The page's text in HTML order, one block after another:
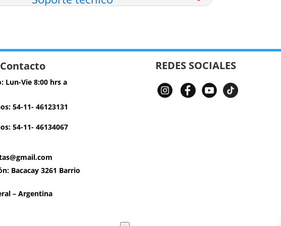
Contacto
Lun-Vie 8:00 hrs a
54-11- 46123131
54-11- 46134067
Bacacay 3261 Barrio
– Argentina
REDES SOCIALES